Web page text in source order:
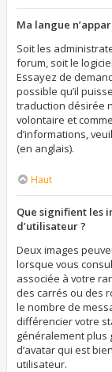
Ma langue
Soit les
forum, soit le
Essayez de
possible qu’il
traduction désirée
volontaire et
d’informations,
(en anglais).
Haut
Que signifient les
d’utilisateur ?
Deux images
lorsque vous
associée à votre
des carrés ou des
le nombre de
différencier votre
généralement plus
d’avatar qui est
utilisateur.